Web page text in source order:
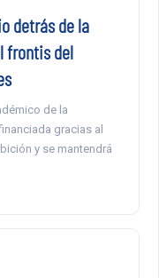
detrás de la
frontis del
de la
gracias al
y se mantendrá